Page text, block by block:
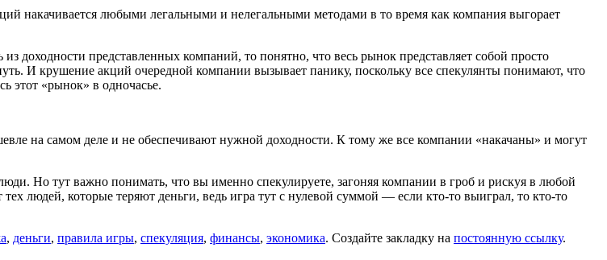
накачивается любыми легальными и нелегальными методами в то время как компания выгорает
доходности представленных компаний, то понятно, что весь рынок представляет собой просто
И крушение акций очередной компании вызывает панику, поскольку все спекулянты понимают, что
этот «рынок» в одночасье.
на самом деле и не обеспечивают нужной доходности. К тому же все компании «накачаны» и могут
Но тут важно понимать, что вы именно спекулируете, загоняя компании в гроб и рискуя в любой
людей, которые теряют деньги, ведь игра тут с нулевой суммой — если кто-то выиграл, то кто-то
, деньги, правила игры, спекуляция, финансы, экономика. Создайте закладку на постоянную ссылку.